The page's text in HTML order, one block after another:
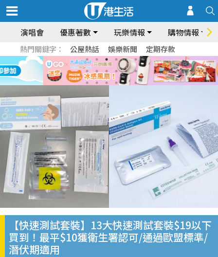
演唱會 優惠著數 玩樂情報 購物情報
熱門關鍵字： 公屋熱話 娛樂新聞 定期存款
【快速測試套裝】13大快速測試套裝$19以下
買到！最平$10獲衛生署認可/通過歐盟標準/
潛伏期適用